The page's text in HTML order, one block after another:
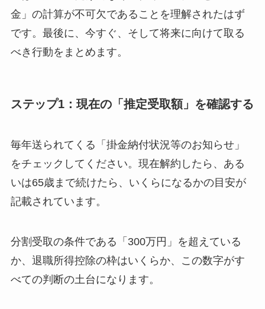
金」の計算が不可欠であることを理解されたはず
です。最後に、今すぐ、そして将来に向けて取る
べき行動をまとめます。
ステップ1：現在の「推定受取額」を確認する
毎年送られてくる「掛金納付状況等のお知らせ」
をチェックしてください。現在解約したら、ある
いは65歳まで続けたら、いくらになるかの目安が
記載されています。
分割受取の条件である「300万円」を超えている
か、退職所得控除の枠はいくらか、この数字がす
べての判断の土台になります。